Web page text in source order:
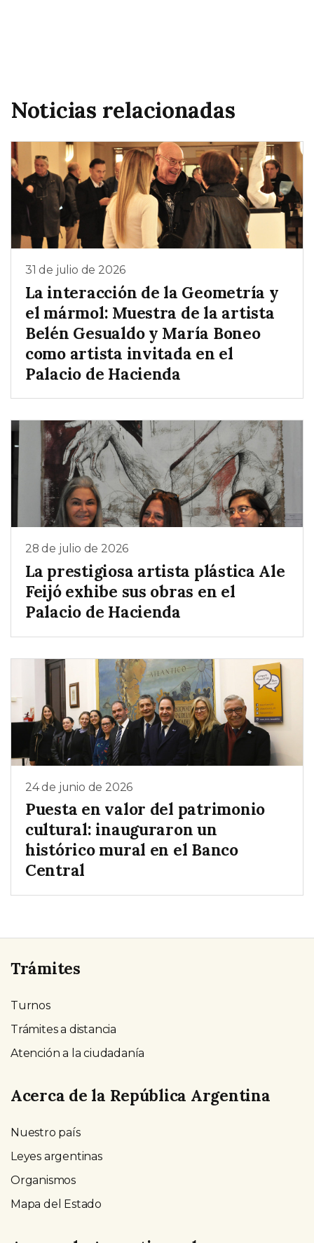
Noticias relacionadas
31 de julio de 2026
La interacción de la Geometría y
el mármol: Muestra de la artista
Belén Gesualdo y María Boneo
como artista invitada en el
Palacio de Hacienda
28 de julio de 2026
La prestigiosa artista plástica Ale
Feijó exhibe sus obras en el
Palacio de Hacienda
24 de junio de 2026
Puesta en valor del patrimonio
cultural: inauguraron un
histórico mural en el Banco
Central
Trámites
Turnos
Trámites a distancia
Atención a la ciudadanía
Acerca de la República Argentina
Nuestro país
Leyes argentinas
Organismos
Mapa del Estado